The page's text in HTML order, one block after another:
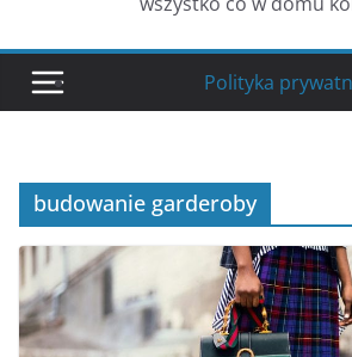
Polityka
budowanie garderoby